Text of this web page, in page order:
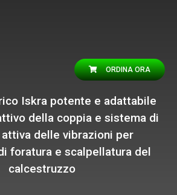
Iskra potente e adattabile
della coppia e sistema di
delle vibrazioni per
foratura e scalpellatura del
calcestruzzo
ORDINA ORA